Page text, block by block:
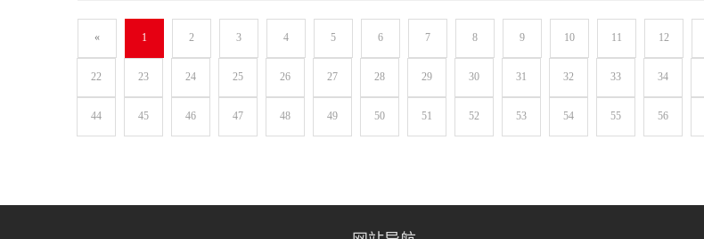
« 1 2 3 4 5 6 7 8 9 10 11 12
22 23 24 25 26 27 28 29 30 31 32 33 34
44 45 46 47 48 49 50 51 52 53 54 55 56